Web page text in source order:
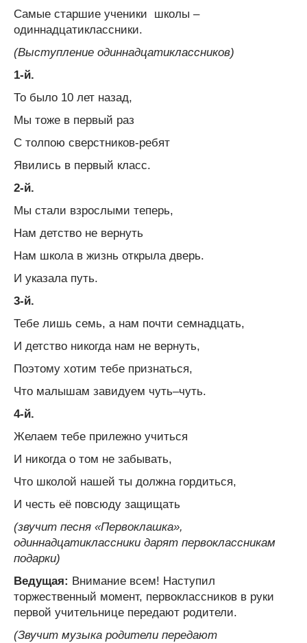
Самые старшие ученики школы –
одиннадцатиклассники.
(Выступление одиннадцатиклассников)
1-й.
То было 10 лет назад,
Мы тоже в первый раз
С толпою сверстников-ребят
Явились в первый класс.
2-й.
Мы стали взрослыми теперь,
Нам детство не вернуть
Нам школа в жизнь открыла дверь.
И указала путь.
3-й.
Тебе лишь семь, а нам почти семнадцать,
И детство никогда нам не вернуть,
Поэтому хотим тебе признаться,
Что малышам завидуем чуть–чуть.
4-й.
Желаем тебе прилежно учиться
И никогда о том не забывать,
Что школой нашей ты должна гордиться,
И честь её повсюду защищать
(звучит песня «Первоклашка»,
одиннадцатиклассники дарят первоклассникам
подарки)
Ведущая: Внимание всем! Наступил
торжественный момент, первоклассников в руки
первой учительнице передают родители.
(Звучит музыка родители передают